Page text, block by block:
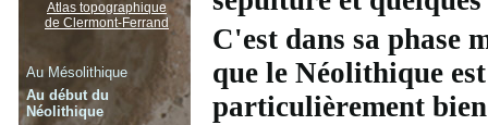
C'est dans sa phase
que le Néolithique est
particulièrement bien
Atlas topographique
de Clermont-Ferrand
Au Mésolithique
Au début du
Néolithique